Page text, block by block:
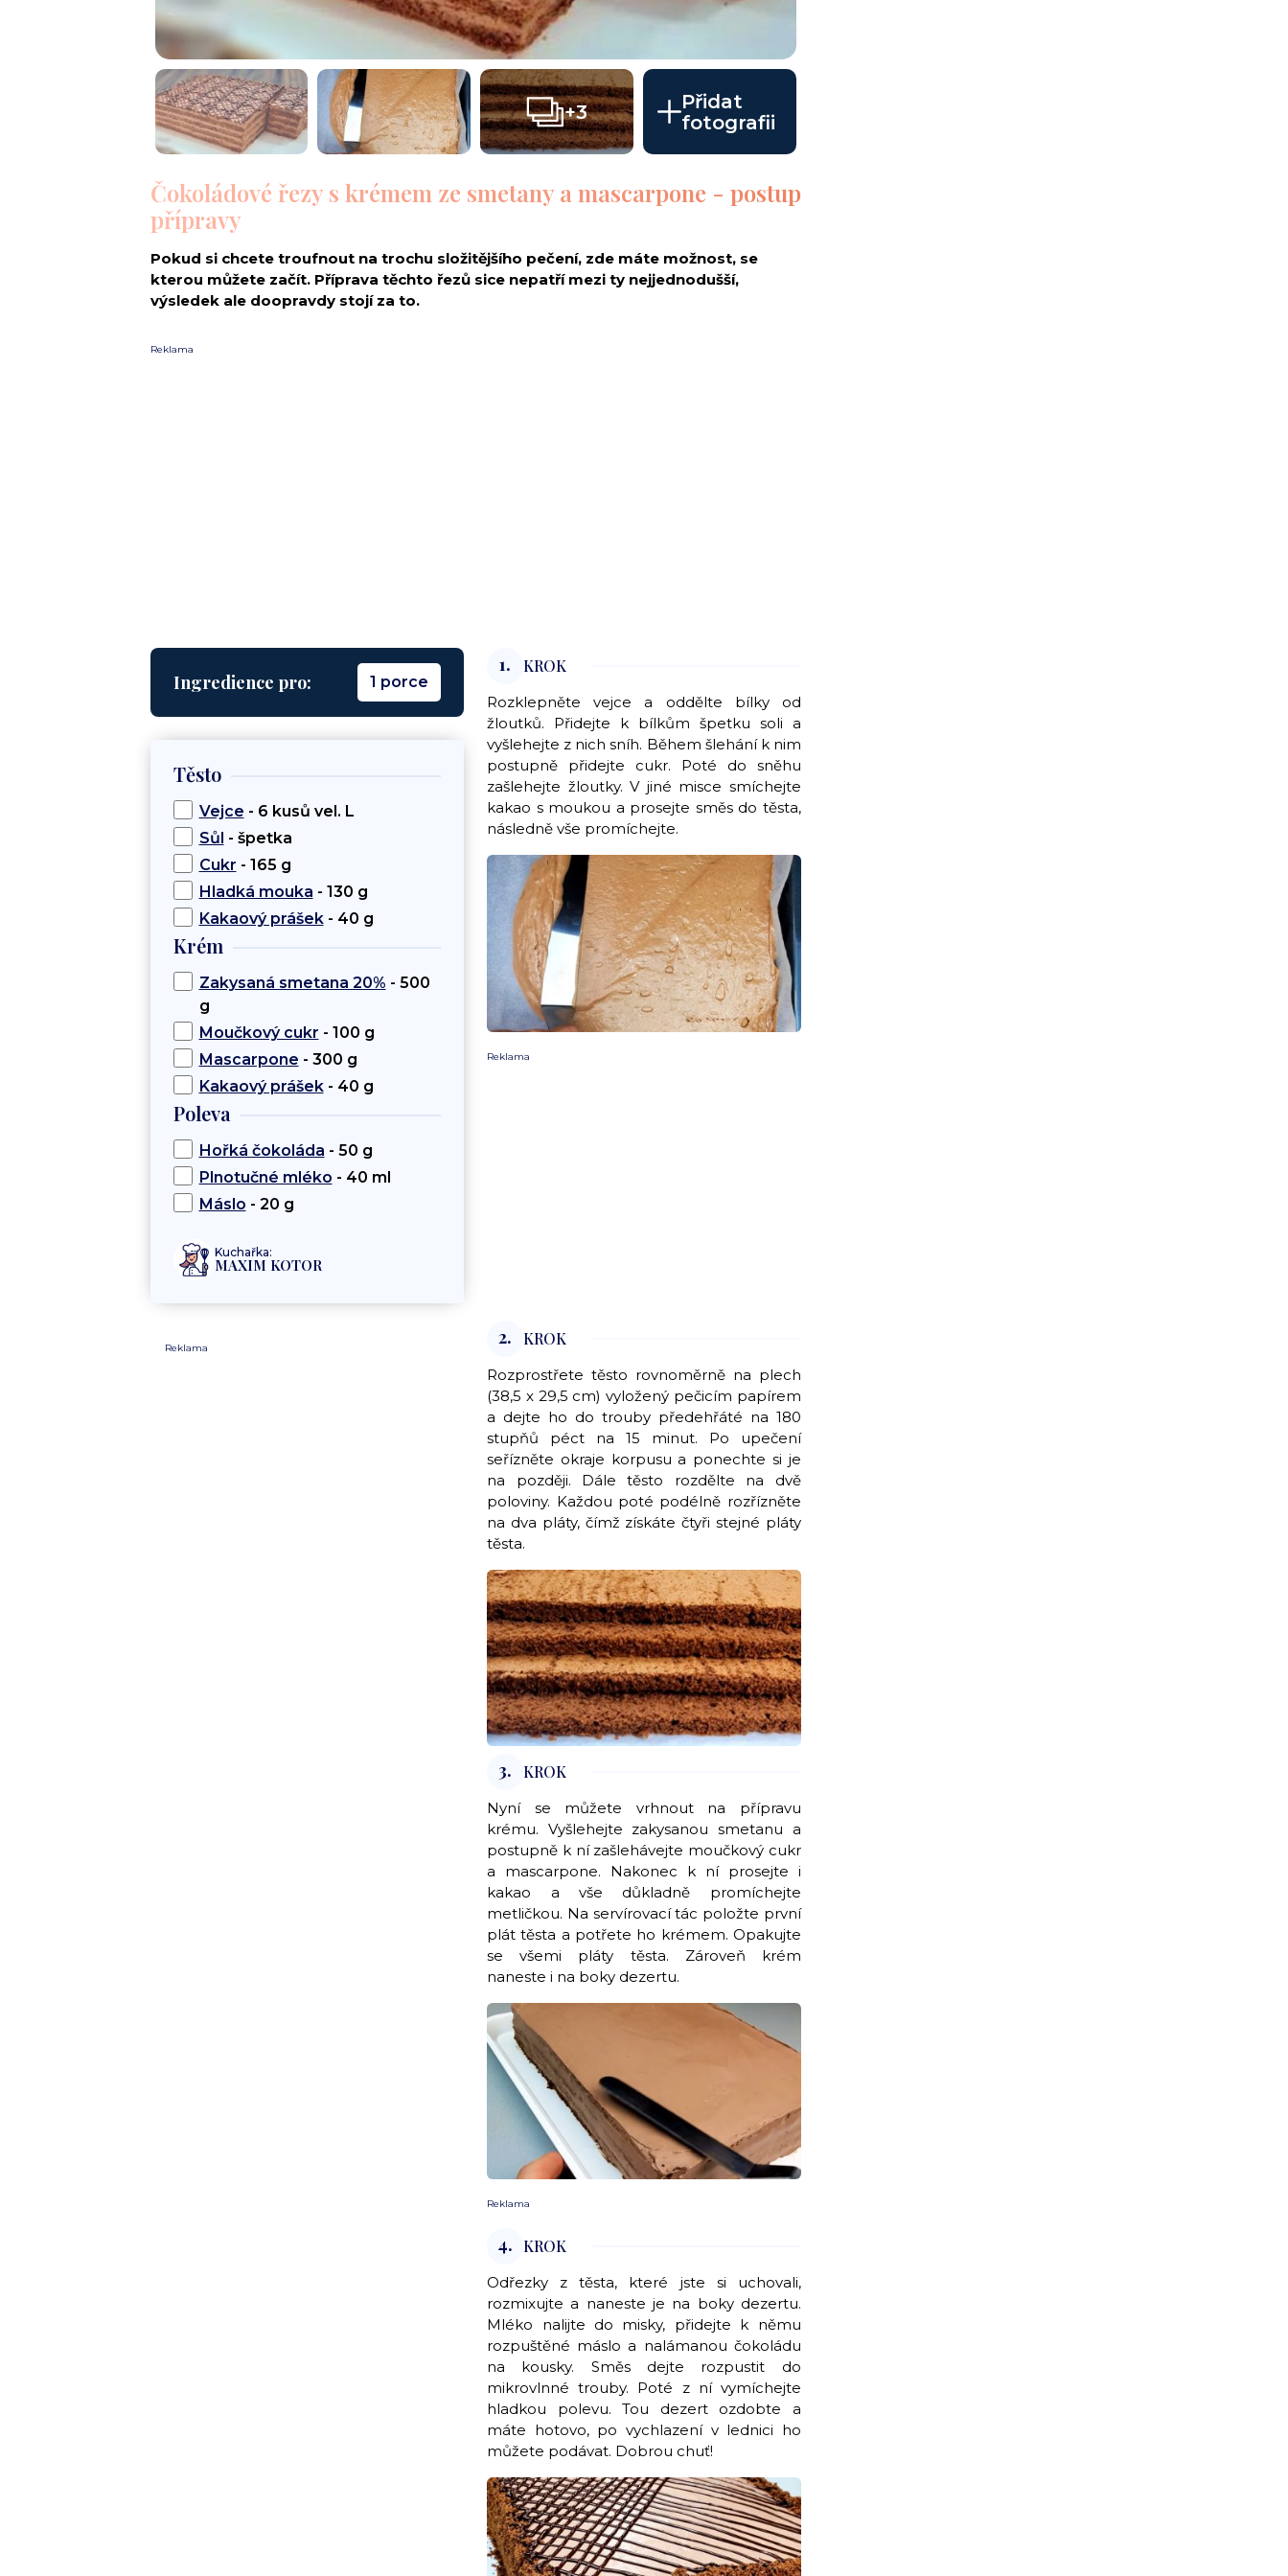
+3
Přidat
fotografii
Čokoládové řezy s krémem ze smetany a mascarpone - postup
přípravy
Pokud si chcete troufnout na trochu složitějšího pečení, zde máte možnost, se
kterou můžete začít. Příprava těchto řezů sice nepatří mezi ty nejjednodušší,
výsledek ale doopravdy stojí za to.
Reklama
Ingredience pro: 1 porce
Těsto
Vejce - 6 kusů vel. L
Sůl - špetka
Cukr - 165 g
Hladká mouka - 130 g
Kakaový prášek- 40 g
Krém
Zakysaná smetana 20% - 500
g
Moučkový cukr - 100 g
Mascarpone - 300 g
Kakaový prášek- 40 g
Poleva
Hořká čokoláda - 50 g
Plnotučné mléko - 40 ml
Máslo - 20 g
Kuchařka:
MAXIM KOTOR
Reklama
1. KROK
Rozklepněte vejce a oddělte bílky od
žloutků. Přidejte k bílkům špetku soli a
vyšlehejte z nich sníh. Během šlehání k nim
postupně přidejte cukr. Poté do sněhu
zašlehejte žloutky. V jiné misce smíchejte
kakao s moukou a prosejte směs do těsta,
následně vše promíchejte.
Reklama
2. KROK
Rozprostřete těsto rovnoměrně na plech
(38,5 x 29,5 cm) vyložený pečicím papírem
a dejte ho do trouby předehřáté na 180
stupňů péct na 15 minut. Po upečení
seřízněte okraje korpusu a ponechte si je
na později. Dále těsto rozdělte na dvě
poloviny. Každou poté podélně rozřízněte
na dva pláty, čímž získáte čtyři stejné pláty
těsta.
3. KROK
Nyní se můžete vrhnout na přípravu
krému. Vyšlehejte zakysanou smetanu a
postupně k ní zašlehávejte moučkový cukr
a mascarpone. Nakonec k ní prosejte i
kakao a vše důkladně promíchejte
metličkou. Na servírovací tác položte první
plát těsta a potřete ho krémem. Opakujte
se všemi pláty těsta. Zároveň krém
naneste i na boky dezertu.
Reklama
4. KROK
Odřezky z těsta, které jste si uchovali,
rozmixujte a naneste je na boky dezertu.
Mléko nalijte do misky, přidejte k němu
rozpuštěné máslo a nalámanou čokoládu
na kousky. Směs dejte rozpustit do
mikrovlnné trouby. Poté z ní vymíchejte
hladkou polevu. Tou dezert ozdobte a
máte hotovo, po vychlazení v lednici ho
můžete podávat. Dobrou chuť!